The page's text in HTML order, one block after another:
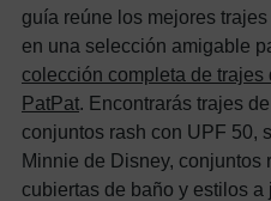
guía reúne los mejores
en una selección amigable
colección completa de
PatPat. Encontrarás trajes
conjuntos rash con UPF 50,
Minnie de Disney, conjuntos
cubiertas de baño y estilos